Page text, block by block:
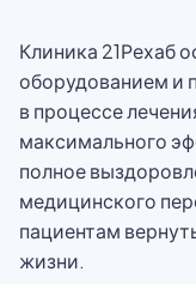
Клиника 21Рехаб
оборудованием и
в процессе
максимального
полное
медицинского
пациентам
жизни.